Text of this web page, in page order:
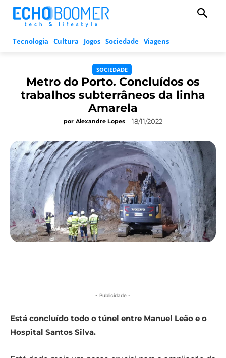
Tecnologia Cultura Jogos Sociedade Viagens
SOCIEDADE
Metro do Porto. Concluídos os
trabalhos subterrâneos da linha
Amarela
por Alexandre Lopes 18/11/2022
- Publicidade -
Está concluído todo o túnel entre Manuel Leão e o
Hospital Santos Silva.